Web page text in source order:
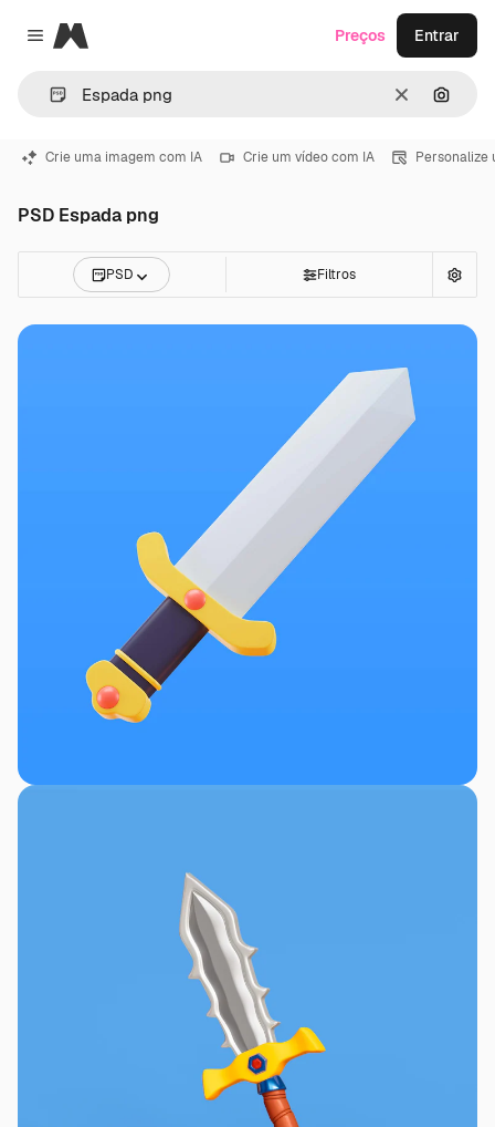
Close menu
Magnific
Limpar
Preços Entrar
Crie uma imagem com IA Crie um vídeo com IA Personalize
PSD Espada png
PSD Filtros